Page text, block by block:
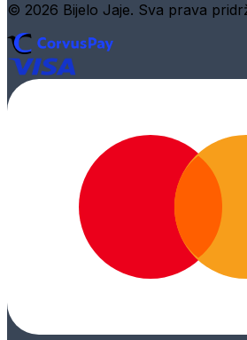
© 2026 Bijelo Jaje. Sva prava